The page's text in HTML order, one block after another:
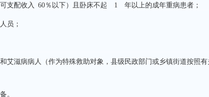
支配收入 60％ 以下）且卧床不起 1 年以上的成年重病患者；
员；
艾滋病病人（作为特殊救助对象，县级民政部门或乡镇街道按照
。